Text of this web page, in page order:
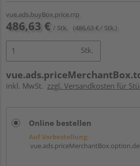
vue.ads.buyBox.price.rrp
486,63 € / Stk. (486,63 € / Stk.)
Stk.
inkl. MwSt. zzgl. Versandkosten für
Online bestellen
Auf Vorbestellung: